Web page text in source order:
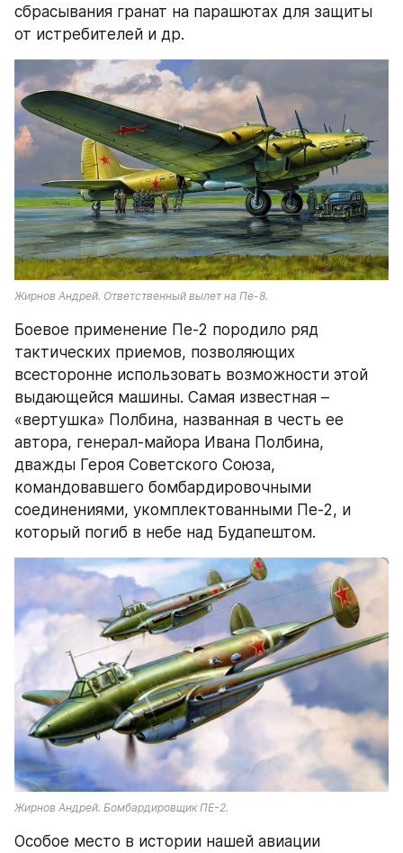
сбрасывания гранат на парашютах для защиты
от истребителей и др.
Жирнов Андрей. Ответственный вылет на Пе-8.
Боевое применение Пе-2 породило ряд
тактических приемов, позволяющих
всесторонне использовать возможности этой
выдающейся машины. Самая известная –
«вертушка» Полбина, названная в честь ее
автора, генерал-майора Ивана Полбина,
дважды Героя Советского Союза,
командовавшего бомбардировочными
соединениями, укомплектованными Пе-2, и
который погиб в небе над Будапештом.
Жирнов Андрей. Бомбардировщик ПЕ-2.
Особое место в истории нашей авиации